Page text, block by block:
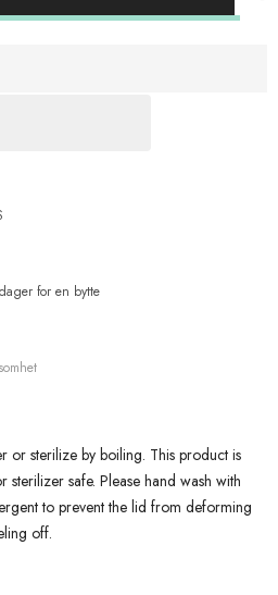
for en bytte
or sterilize by boiling. This product is
safe. Please hand wash with
to prevent the lid from deforming
off.